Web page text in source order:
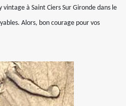
à Saint Ciers Sur Gironde dans le
Alors, bon courage pour vos